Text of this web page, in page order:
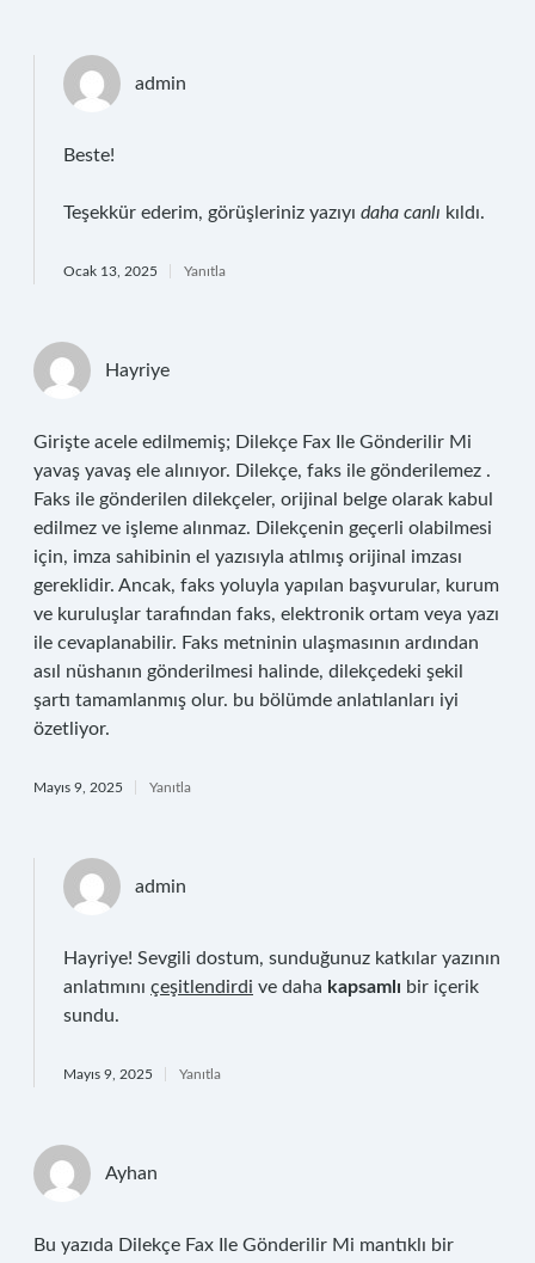
admin
Beste!
Teşekkür ederim, görüşleriniz yazıyı daha canlı kıldı.
Ocak 13, 2025 Yanıtla
Hayriye
Girişte acele edilmemiş; Dilekçe Fax Ile Gönderilir Mi
yavaş yavaş ele alınıyor. Dilekçe, faks ile gönderilemez .
Faks ile gönderilen dilekçeler, orijinal belge olarak kabul
edilmez ve işleme alınmaz. Dilekçenin geçerli olabilmesi
için, imza sahibinin el yazısıyla atılmış orijinal imzası
gereklidir. Ancak, faks yoluyla yapılan başvurular, kurum
ve kuruluşlar tarafından faks, elektronik ortam veya yazı
ile cevaplanabilir. Faks metninin ulaşmasının ardından
asıl nüshanın gönderilmesi halinde, dilekçedeki şekil
şartı tamamlanmış olur. bu bölümde anlatılanları iyi
özetliyor.
Mayıs 9, 2025 Yanıtla
admin
Hayriye! Sevgili dostum, sunduğunuz katkılar yazının
anlatımını çeşitlendirdi ve daha kapsamlı bir içerik
sundu.
Mayıs 9, 2025 Yanıtla
Ayhan
Bu yazıda Dilekçe Fax Ile Gönderilir Mi mantıklı bir